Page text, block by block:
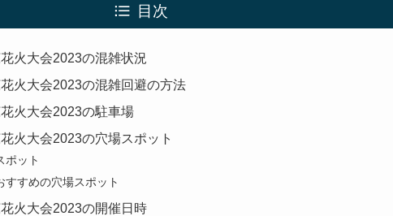
目次
火大会2023の混雑状況
火大会2023の混雑回避の方法
火大会2023の駐車場
火大会2023の穴場スポット
ポット
すめの穴場スポット
火大会2023の開催日時